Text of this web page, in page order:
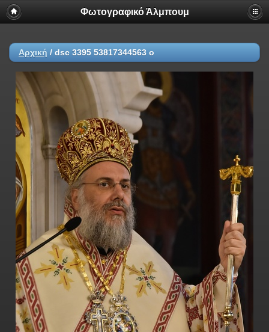
Φωτογραφικό Άλμπουμ
Αρχική / dsc 3395 53817344563 o